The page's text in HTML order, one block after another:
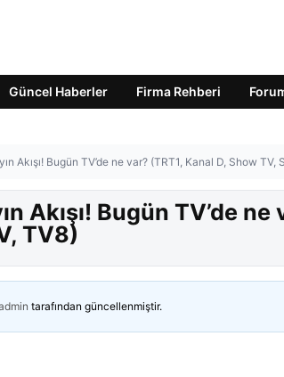
Güncel Haberler Firma Rehberi
Akışı! Bugün TV’de ne var? (TRT1, Kanal D, Show TV,
Akışı! Bugün TV’de ne
TV8)
tarafından güncellenmiştir.